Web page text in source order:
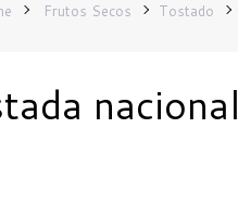
Frutos Secos Tostado
nacional